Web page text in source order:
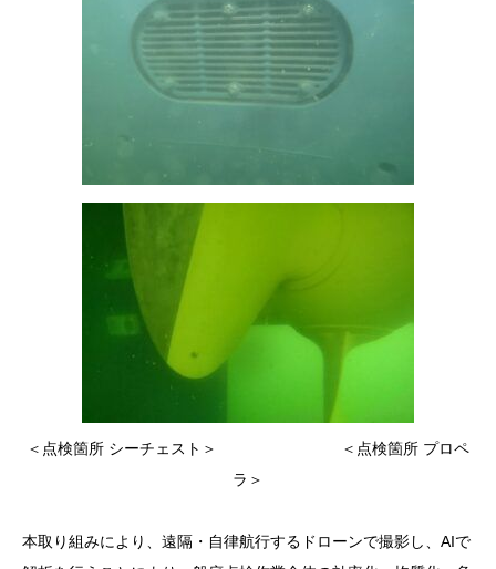
＜点検箇所 シーチェスト＞ ＜点検箇所 プロペ
ラ＞
本取り組みにより、遠隔・自律航行するドローンで撮影し、AIで